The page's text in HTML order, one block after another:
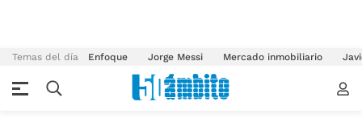
Temas del día Enfoque Jorge Messi Mercado inmobiliario